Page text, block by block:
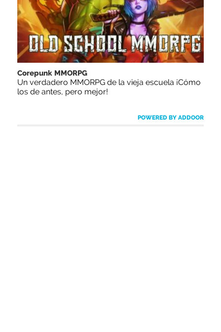
Corepunk MMORPG
Un verdadero MMORPG de la vieja escuela ¡Cómo
los de antes, pero mejor!
POWERED BY ADDOOR